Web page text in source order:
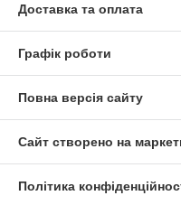
Доставка та оплата
Графік роботи
Повна версія сайту
Сайт створено на
Політика